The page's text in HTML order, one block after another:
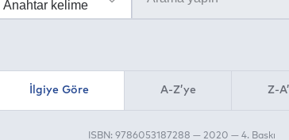
İlgiye Göre A-Z’ye Z-
ISBN: 9786053187288 — 2020 — 4. Baskı